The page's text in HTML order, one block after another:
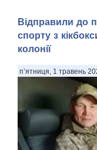
Відправили до
спорту з
колонії
п’ятниця, 1 травень